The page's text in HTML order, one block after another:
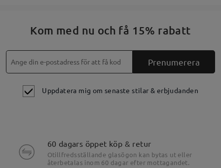
Kom med nu och få 15% rabatt
Prenumerera
Uppdatera mig om senaste stilar & erbjudanden
60 dagars öppet köp & retur
Otillfredsställande glasögon kan bytas ut eller
återbetalas inom 60 dagar efter mottagandet.